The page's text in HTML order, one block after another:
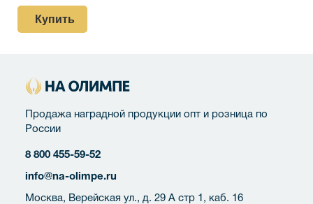
Купить
Продажа наградной продукции опт и розница по
России
8 800 455-59-52
info@na-olimpe.ru
Москва, Верейская ул., д. 29 А стр 1, каб. 16